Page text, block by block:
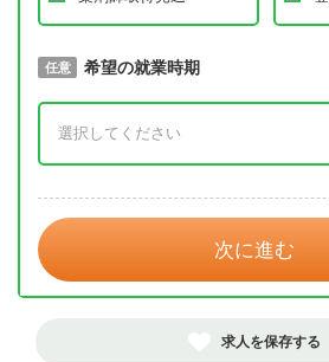
必須 取得予定年
任意 希望の就業時期
次に進む
求人を保存する